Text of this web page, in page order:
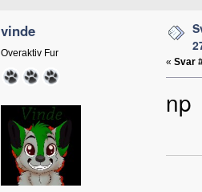
vinde
Overaktiv Fur
« Svar